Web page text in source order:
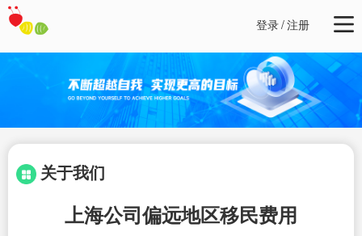
登录/注册
关于我们
上海公司偏远地区移民费用